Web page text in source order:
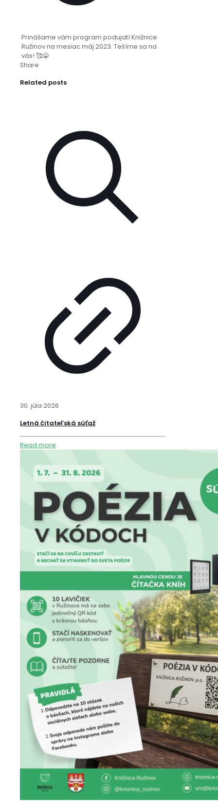
Prinášame vám program podujatí Knižnice
Ružinov na mesiac máj 2023. Tešíme sa na
vás! 🥰😀
Share
Related posts
30. júla 2026
Letná čitateľská súťaž
Read more